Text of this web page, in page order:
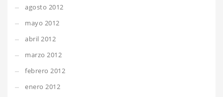
agosto 2012
mayo 2012
abril 2012
marzo 2012
febrero 2012
enero 2012